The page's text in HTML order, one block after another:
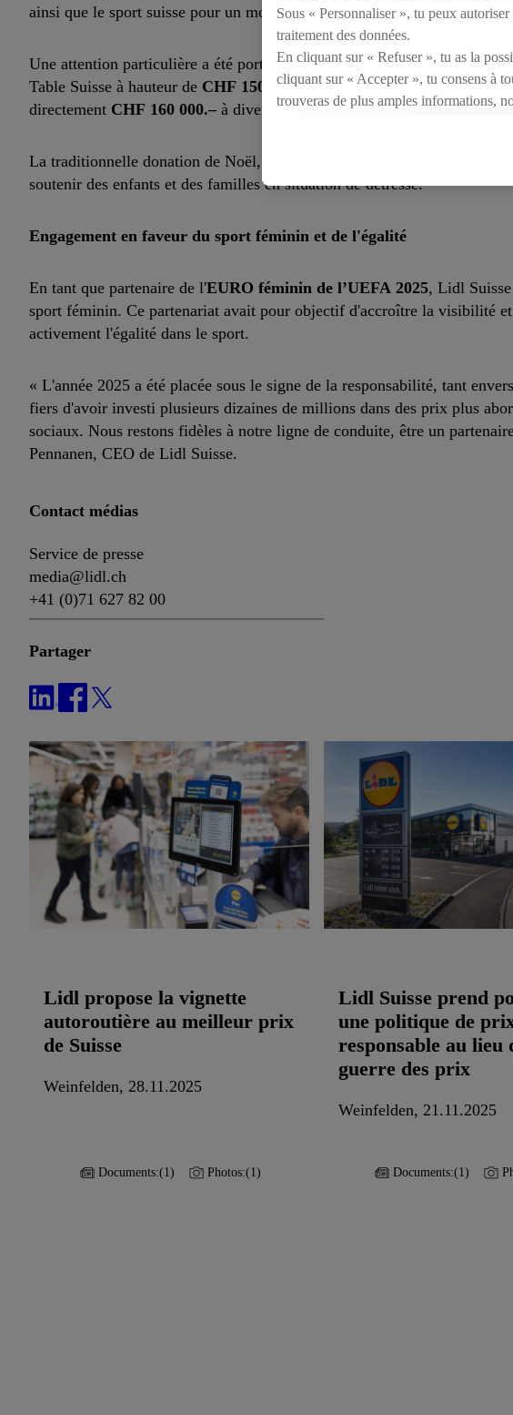
ainsi que le sport suisse pour un montant total deCHF 475 000.–.
Une attention particulière a été portée au sauvetage alimentaire : le
Table Suisse à hauteur de CHF 150 000.–.Dans le domaine sportif,
directement CHF 160 000.– à divers clubs de unihockey.
La traditionnelle donation de Noël, d’un montant de
soutenir des enfants et des familles en situation de détresse.
Engagement en faveur du sport féminin et de l'égalité
En tant que partenaire de l'EURO féminin de l’UEFA 2025, Lidl
sport féminin. Ce partenariat avait pour objectif d'accroître la visibilité
activement l'égalité dans le sport.
« L'année 2025 a été placée sous le signe de la responsabilité, tant
fiers d'avoir investi plusieurs dizaines de millions dans des prix plus
sociaux. Nous restons fidèles à notre ligne de conduite, être un
Pennanen, CEO de Lidl Suisse.
Contact médias
Service de presse
media@lidl.ch
+41 (0)71 627 82 00
Partager
Lidl propose la vignette
autoroutière au meilleur prix
de Suisse
Weinfelden, 28.11.2025
Documents:(1) Photos:(1)
Lidl Suisse prend
une politique de
responsable au lieu
guerre des prix
Weinfelden, 21.11.2025
Documents:(1)
Sous « Personnaliser », tu peux
traitement des données.
En cliquant sur « Refuser », tu as la
cliquant sur « Accepter », tu consens à
trouveras de plus amples informations,